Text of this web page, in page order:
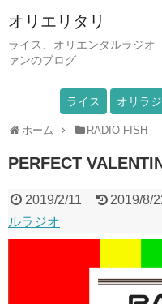
オリエリタリ
ライス、オリエンタルラジオ
ァンのブログ
ライス オリラジ
ホーム RADIO FISH
PERFECT
2019/2/11 2019/8/
ルラジオ